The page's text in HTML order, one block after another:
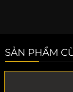
SẢN PHẨM